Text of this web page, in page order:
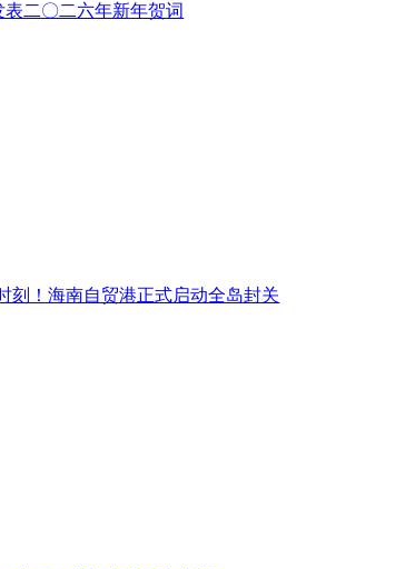
二〇二六年新年贺词
刻！海南自贸港正式启动全岛封关